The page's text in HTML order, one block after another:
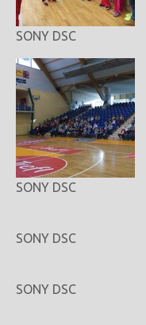
SONY DSC
SONY DSC
SONY DSC
SONY DSC